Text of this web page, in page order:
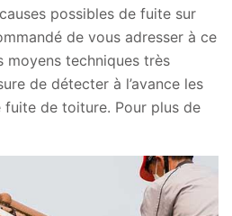
possibles de fuite sur
de vous adresser à ce
moyens techniques très
de détecter à l’avance les
de toiture. Pour plus de